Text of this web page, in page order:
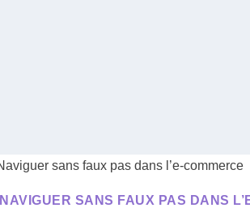
NAVIGUER SANS FAUX PAS DANS